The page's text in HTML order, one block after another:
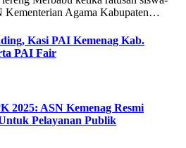
Kementerian Agama Kabupaten…
Kasi PAI Kemenag Kab.
PAI Fair
2025: ASN Kemenag Resmi
Pelayanan Publik